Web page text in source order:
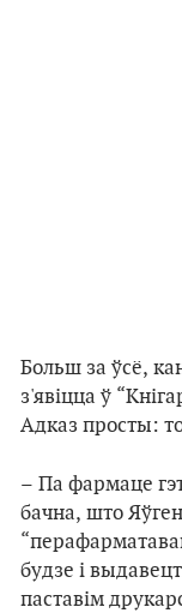
Больш за ўсё,
з'явіцца ў
Адказ просты:
– Па фармаце
бачна, што
будзе і
паставім